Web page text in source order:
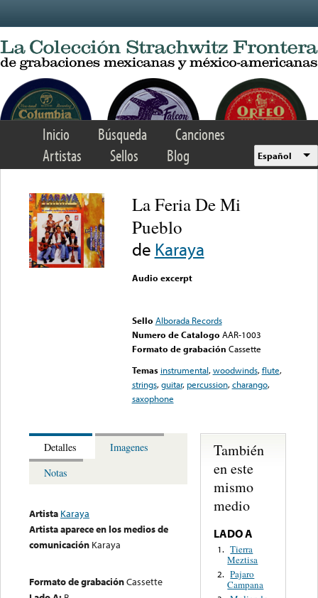
Inicio Búsqueda
Canciones
Artistas
Sellos Blog Español
La Feria De Mi
Pueblo
de Karaya
Audio excerpt
Sello Alborada Records
Numero de Catalogo AAR-1003
Formato de grabación Cassette
Temas instrumental,woodwinds,flute,
strings,guitar, percussion,charango,
saxophone
Detalles
Imagenes
Notas
Artista Karaya
Artista aparece en los medios de
comunicación Karaya
Formato de grabaciónCassette
También
en este
mismo
medio
LADO A
1. Tierra
Meztisa
2. Pajaro
Campana